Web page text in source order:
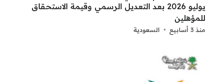
يوليو 2026 بعد التعديل الرسمي وقيمة الاستحقاق
للمؤهلين
منذ 3 أسابيع السعودية